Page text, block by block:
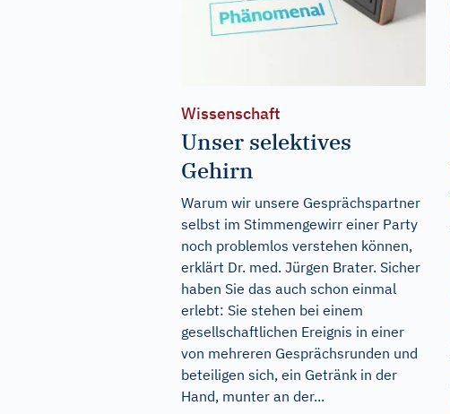
Wissenschaft
Unser selektives
Gehirn
Warum wir unsere Gesprächspartner
selbst im Stimmengewirr einer Party
noch problemlos verstehen können,
erklärt Dr. med. Jürgen Brater. Sicher
haben Sie das auch schon einmal
erlebt: Sie stehen bei einem
gesellschaftlichen Ereignis in einer
von mehreren Gesprächsrunden und
beteiligen sich, ein Getränk in der
Hand, munter an der...